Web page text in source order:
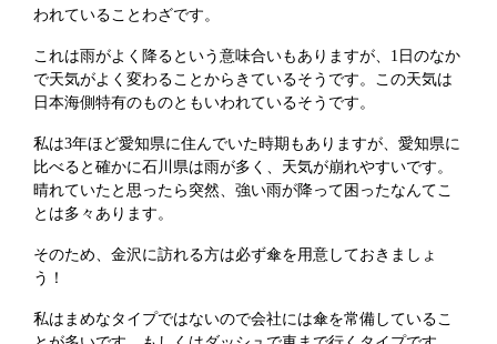
われていることわざです。
これは雨がよく降るという意味合いもありますが、1日のなか
で天気がよく変わることからきているそうです。この天気は
日本海側特有のものともいわれているそうです。
私は3年ほど愛知県に住んでいた時期もありますが、愛知県に
比べると確かに石川県は雨が多く、天気が崩れやすいです。
晴れていたと思ったら突然、強い雨が降って困ったなんてこ
とは多々あります。
そのため、金沢に訪れる方は必ず傘を用意しておきましょ
う！
私はまめなタイプではないので会社には傘を常備しているこ